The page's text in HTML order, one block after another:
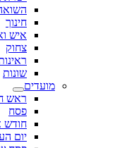
חינוך
איש
צחוק
שונות
מועדים
ראש
פסח
חודש
יום